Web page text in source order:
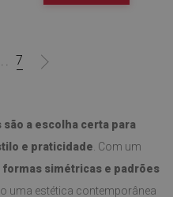
7
a escolha certa para
e praticidade . Com um
formas simétricas e padrões
uma estética contemporânea